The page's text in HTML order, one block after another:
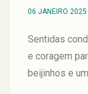
06 JANEIRO 2025
Sentidas
e coragem
beijinhos e